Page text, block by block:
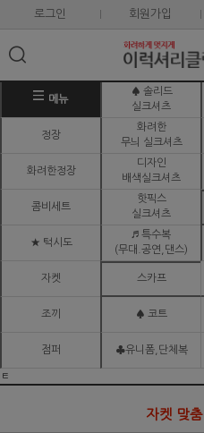
로그인 회원가입
메뉴
♠ 솔리드
실크셔츠
정장
화려한
무늬 실크셔츠
화려한정장
디자인
배색실크셔츠
콤비세트
핫픽스
실크셔츠
★ 턱시도
♬ 특수복
(무대.공연,댄스)
자켓 스카프
조끼 ♠ 코트
점퍼 ♣유니폼,단체복
ㅌ
자켓 맞춤